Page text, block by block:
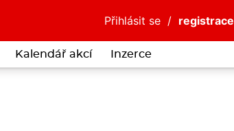
Přihlásit se / registrace
Kalendář akcí Inzerce